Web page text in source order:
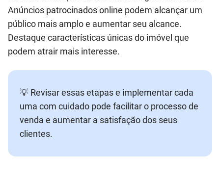
Anúncios patrocinados online podem alcançar um
público mais amplo e aumentar seu alcance.
Destaque características únicas do imóvel que
podem atrair mais interesse.
💡 Revisar essas etapas e implementar cada
uma com cuidado pode facilitar o processo de
venda e aumentar a satisfação dos seus
clientes.